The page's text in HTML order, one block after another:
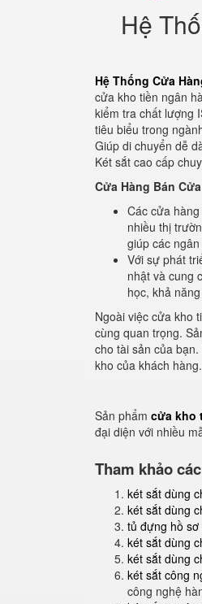
Hệ
Hệ Thống Cửa
cửa kho tiền ngân
kiểm tra chất lượng
tiêu biểu trong
Giúp di chuyển dễ
Két sắt cao cấp
Cửa Hàng Bán
Các cửa
nhiều thị
giúp các
Với sự phát
nhật và cung
học, khả
Ngoài việc cửa kho
cùng quan trọng.
cho tài sản của
kho của khách hàng.
Sản phẩm cửa kho
đại diện với nhiều
Tham khảo
két sắt dùng
két sắt dùng
tủ đựng hồ sơ
két sắt dùng
két sắt dùng
két sắt công
công nghệ